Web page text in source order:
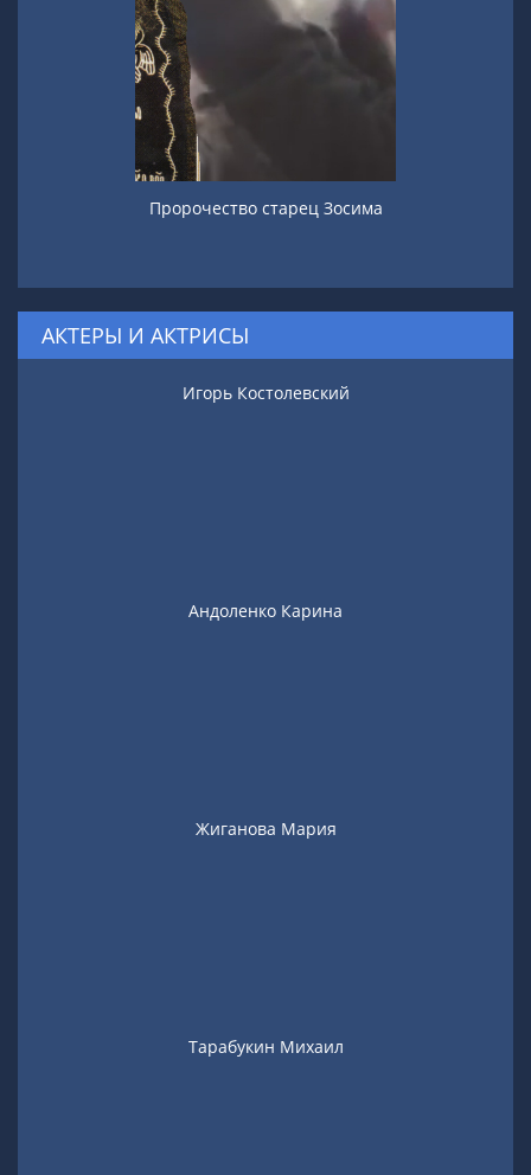
Пророчество старец Зосима
АКТЕРЫ И АКТРИСЫ
Игорь Костолевский
Андоленко Карина
Жиганова Мария
Тарабукин Михаил